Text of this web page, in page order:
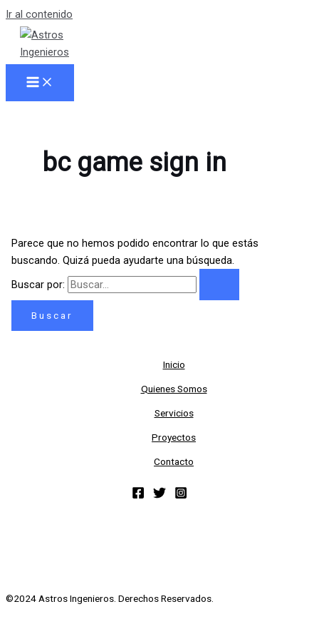
Ir al contenido
bc game sign in
Parece que no hemos podido encontrar lo que estás
buscando. Quizá pueda ayudarte una búsqueda.
Buscar por:
Inicio
Quienes Somos
Servicios
Proyectos
Contacto
©2024 Astros Ingenieros. Derechos Reservados.